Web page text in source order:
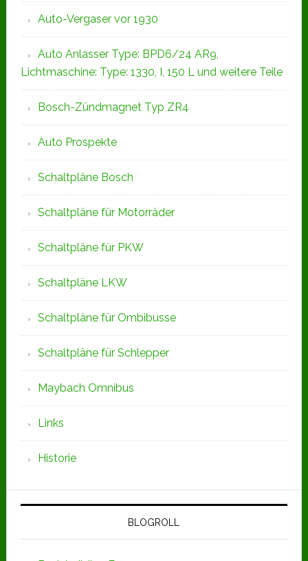
Auto-Vergaser vor 1930
Auto Anlasser Type: BPD6/24 AR9,
Lichtmaschine: Type: 1330, I, 150 L und weitere Teile
Bosch-Zündmagnet Typ ZR4
Auto Prospekte
Schaltpläne Bosch
Schaltpläne für Motorräder
Schaltpläne für PKW
Schaltpläne LKW
Schaltpläne für Ombibusse
Schaltpläne für Schlepper
Maybach Omnibus
Links
Historie
BLOGROLL